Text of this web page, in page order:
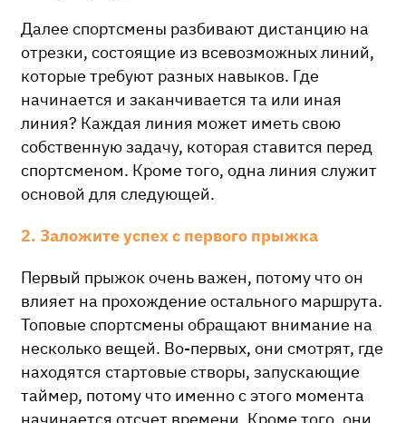
Далее спортсмены разбивают дистанцию на
отрезки, состоящие из всевозможных линий,
которые требуют разных навыков. Где
начинается и заканчивается та или иная
линия? Каждая линия может иметь свою
собственную задачу, которая ставится перед
спортсменом. Кроме того, одна линия служит
основой для следующей.
2. Заложите успех с первого прыжка
Первый прыжок очень важен, потому что он
влияет на прохождение остального маршрута.
Топовые спортсмены обращают внимание на
несколько вещей. Во-первых, они смотрят, где
находятся стартовые створы, запускающие
таймер, потому что именно с этого момента
начинается отсчет времени. Кроме того, они